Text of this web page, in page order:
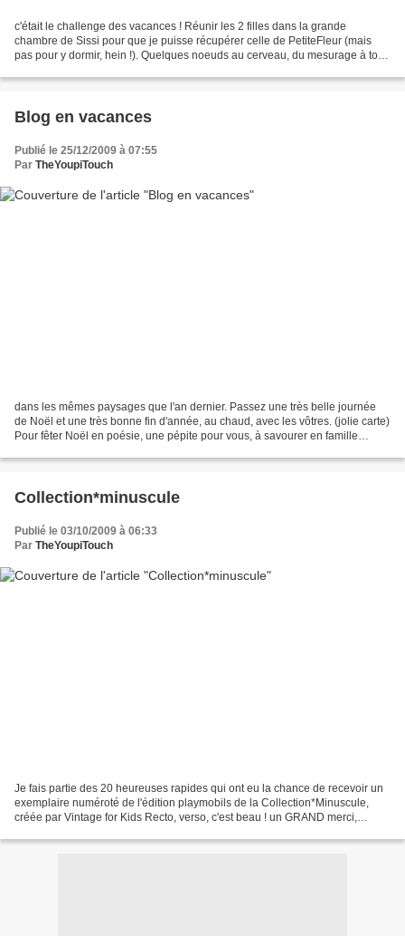
c'était le challenge des vacances ! Réunir les 2 filles dans la grande
chambre de Sissi pour que je puisse récupérer celle de PetiteFleur (mais
pas pour y dormir, hein !). Quelques noeuds au cerveau, du mesurage à tout
Blog en vacances
Publié le 25/12/2009 à 07:55
Par TheYoupiTouch
dans les mêmes paysages que l'an dernier. Passez une très belle journée
de Noël et une très bonne fin d'année, au chaud, avec les vôtres. (jolie carte)
Pour fêter Noël en poésie, une pépite pour vous, à savourer en famille
Collection*minuscule
Publié le 03/10/2009 à 06:33
Par TheYoupiTouch
Je fais partie des 20 heureuses rapides qui ont eu la chance de recevoir un
exemplaire numéroté de l'édition playmobils de la Collection*Minuscule,
créée par Vintage for Kids Recto, verso, c'est beau ! un GRAND merci,